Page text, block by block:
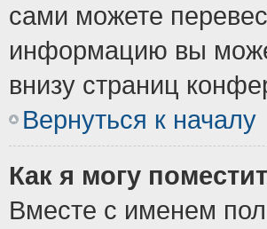
сами можете
информацию вы
внизу страниц
Вернуться к началу
Как я могу
Вместе с именем